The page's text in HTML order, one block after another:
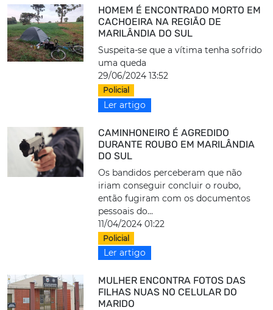
HOMEM É ENCONTRADO MORTO EM
CACHOEIRA NA REGIÃO DE
MARILÂNDIA DO SUL
Suspeita-se que a vítima tenha sofrido
uma queda
29/06/2024 13:52
Policial
Ler artigo
CAMINHONEIRO É AGREDIDO
DURANTE ROUBO EM MARILÂNDIA
DO SUL
Os bandidos perceberam que não
iriam conseguir concluir o roubo,
então fugiram com os documentos
pessoais do...
11/04/2024 01:22
Policial
Ler artigo
MULHER ENCONTRA FOTOS DAS
FILHAS NUAS NO CELULAR DO
MARIDO